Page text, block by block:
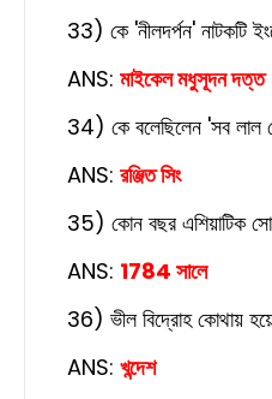
33) কে 'নীলদর্পন' নাটকটি
ANS: মাইকেল মধুসূদন দত্ত
34) কে বলেছিলেন 'সব লাল
ANS: রঞ্জিত সিং
35) কোন বছর এশিয়াটিক
ANS: 1784 সালে
36) ভীল বিদ্রোহ কোথায়
ANS: খন্দেশ